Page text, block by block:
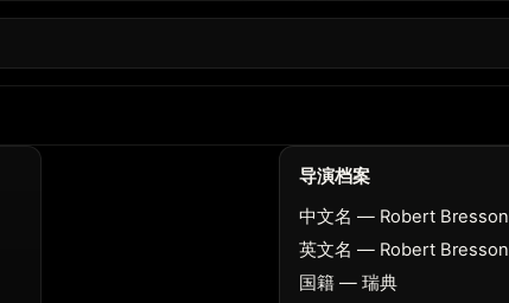
导演档案
中文名 — Robert Bresson
英文名 — Robert Bresson
国籍 — 瑞典